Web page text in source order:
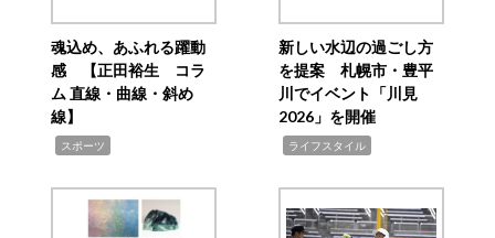
魂込め、あふれる躍動
感 【正田裕生 コラ
ム 直線・曲線・斜め
線】
スポーツ
新しい水辺の過ごし方
を提案 札幌市・豊平
川でイベント「川見
2026」を開催
ライフスタイル